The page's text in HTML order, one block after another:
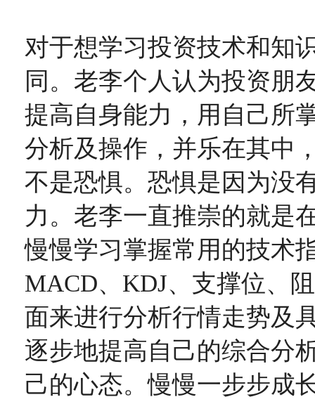
对于想学习投资技术和知
同。老李个人认为投资朋
提高自身能力，用自己所
分析及操作，并乐在其中
不是恐惧。恐惧是因为没
力。老李一直推崇的就是
慢慢学习掌握常用的技术
MACD、KDJ、支撑位、
面来进行分析行情走势及
逐步地提高自己的综合分
己的心态。慢慢一步步成